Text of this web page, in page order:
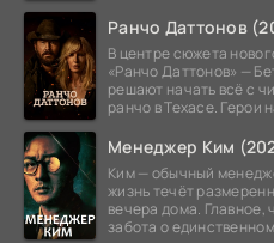
Ранчо Даттонов
В центре сюжета
«Ранчо Даттонов» —
решают начать всё с
ранчо в Техасе. Герои
Менеджер Ким
Ким — обычный
жизнь течёт
вечера дома. Главное,
забота о